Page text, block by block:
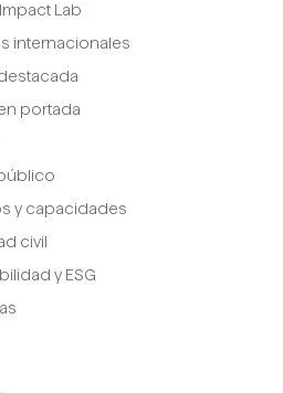
Lab
internacionales
portada
y capacidades
civil
y ESG